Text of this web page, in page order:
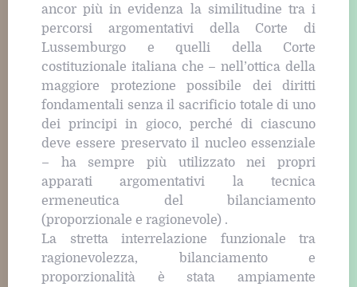
ancor più in evidenza la similitudine tra i
percorsi argomentativi della Corte di
Lussemburgo e quelli della Corte
costituzionale italiana che – nell’ottica della
maggiore protezione possibile dei diritti
fondamentali senza il sacrificio totale di uno
dei principi in gioco, perché di ciascuno
deve essere preservato il nucleo essenziale
– ha sempre più utilizzato nei propri
apparati argomentativi la tecnica
ermeneutica del bilanciamento
(proporzionale e ragionevole) .
La stretta interrelazione funzionale tra
ragionevolezza, bilanciamento e
proporzionalità è stata ampiamente